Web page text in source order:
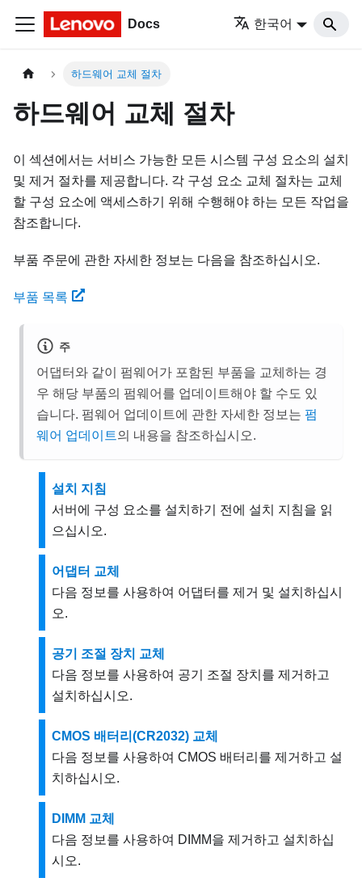
Docs 한국어
하드웨어 교체 절차
하드웨어 교체 절차
이 섹션에서는 서비스 가능한 모든 시스템 구성 요소의 설치
및 제거 절차를 제공합니다. 각 구성 요소 교체 절차는 교체
할 구성 요소에 액세스하기 위해 수행해야 하는 모든 작업을
참조합니다.
부품 주문에 관한 자세한 정보는 다음을 참조하십시오.
부품 목록
주
어댑터와 같이 펌웨어가 포함된 부품을 교체하는 경
우 해당 부품의 펌웨어를 업데이트해야 할 수도 있
습니다. 펌웨어 업데이트에 관한 자세한 정보는 펌
웨어 업데이트의 내용을 참조하십시오.
설치 지침
서버에 구성 요소를 설치하기 전에 설치 지침을 읽
으십시오.
어댑터 교체
다음 정보를 사용하여 어댑터를 제거 및 설치하십시
오.
공기 조절 장치 교체
다음 정보를 사용하여 공기 조절 장치를 제거하고
설치하십시오.
CMOS 배터리(CR2032) 교체
다음 정보를 사용하여 CMOS 배터리를 제거하고 설
치하십시오.
DIMM 교체
다음 정보를 사용하여 DIMM을 제거하고 설치하십
시오.